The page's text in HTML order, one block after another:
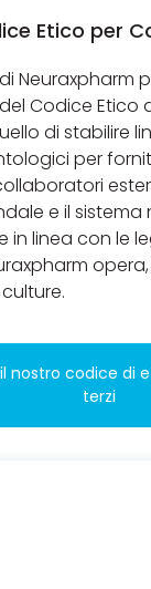
Etico per
Neuraxpharm
Codice Etico
di stabilire
per
e il sistema
in linea con le
nostro codice di
terzi